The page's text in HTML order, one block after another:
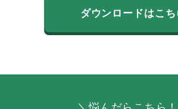
ダウンロードはこち